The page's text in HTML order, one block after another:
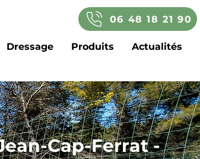
06 48 18 21 90
Dressage Produits Actualités
Cap-Ferrat -